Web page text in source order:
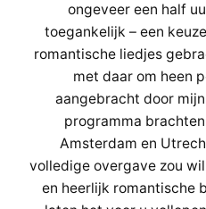
ongeveer een half
toegankelijk – een
romantische liedjes
met daar om heen
aangebracht door
programma
Amsterdam en
volledige overgave zou
en heerlijk romantische